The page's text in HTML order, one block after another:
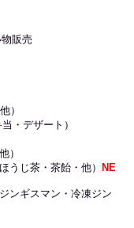
販売
）
・デザート）
）
うじ茶・茶飴・他）
NE
ンギスマン・冷凍ジン